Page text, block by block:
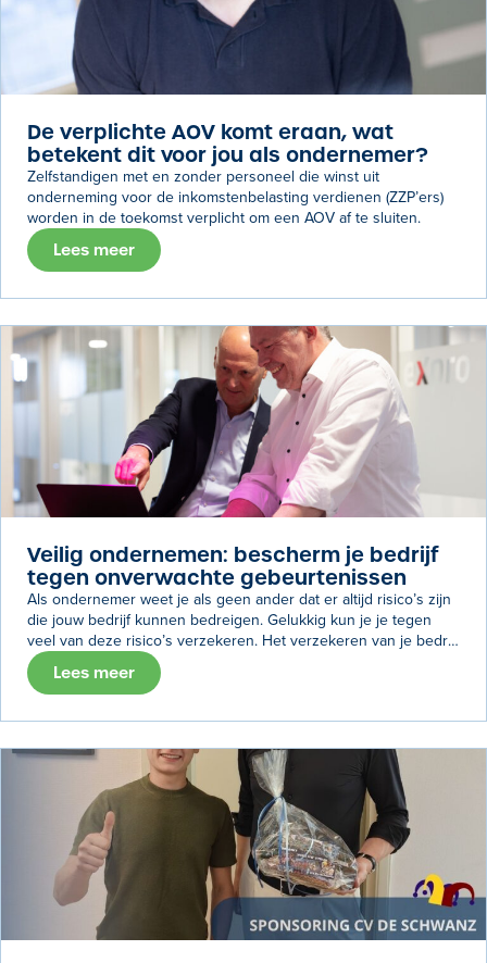
De verplichte AOV komt eraan, wat
betekent dit voor jou als ondernemer?
Zelfstandigen met en zonder personeel die winst uit
onderneming voor de inkomstenbelasting verdienen (ZZP’ers)
worden in de toekomst verplicht om een AOV af te sluiten.
Lees meer
Veilig ondernemen: bescherm je bedrijf
tegen onverwachte gebeurtenissen
Als ondernemer weet je als geen ander dat er altijd risico’s zijn
die jouw bedrijf kunnen bedreigen. Gelukkig kun je je tegen
veel van deze risico’s verzekeren. Het verzekeren van je bedrijf
geeft je gemoedsrust en financiële bescherming, waardoor je
onderneming kan blijven draaien, zelfs als er onverwachte
Lees meer